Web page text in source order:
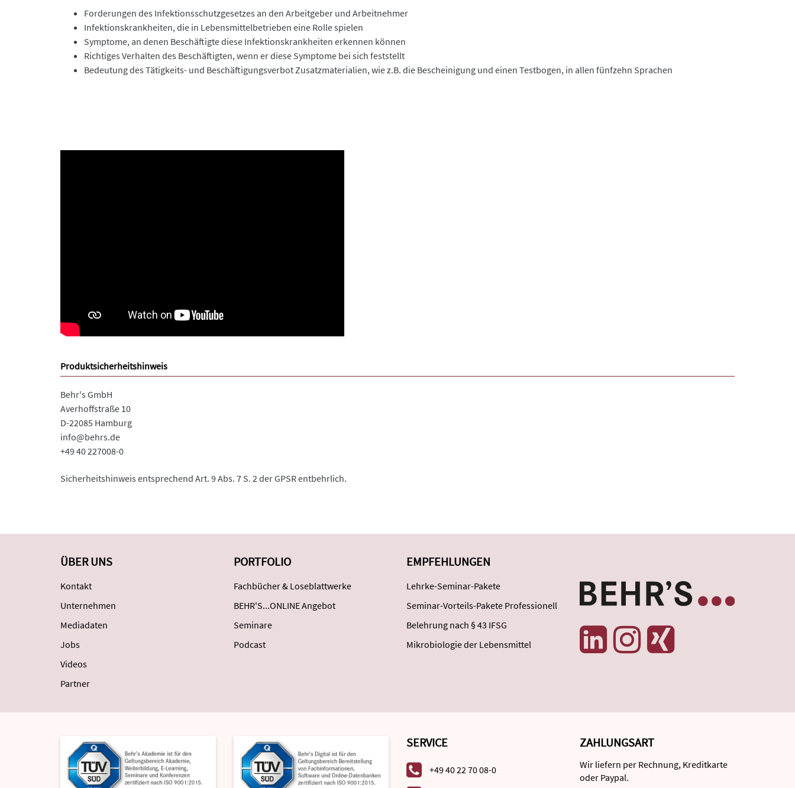
Forderungen des Infektionsschutzgesetzes an den Arbeitgeber und Arbeitnehmer
Infektionskrankheiten, die in Lebensmittelbetrieben eine Rolle spielen
Symptome, an denen Beschäftigte diese Infektionskrankheiten erkennen können
Richtiges Verhalten des Beschäftigten, wenn er diese Symptome bei sich feststellt
Bedeutung des Tätigkeits- und Beschäftigungsverbot Zusatzmaterialien, wie z.B. die Bescheinigung und einen Testbogen, in allen fünfzehn Sprachen
Produktsicherheitshinweis
Behr's GmbH
Averhoffstraße 10
D-22085 Hamburg
info@behrs.de
+49 40 227008-0
Sicherheitshinweis entsprechend Art. 9 Abs. 7 S. 2 der GPSR entbehrlich.
ÜBER UNS
Kontakt
Unternehmen
Mediadaten
Jobs
Videos
Partner
PORTFOLIO
Fachbücher & Loseblattwerke
BEHR'S...ONLINE Angebot
Seminare
Podcast
EMPFEHLUNGEN
Lehrke-Seminar-Pakete
Seminar-Vorteils-Pakete Professionell
Belehrung nach § 43 IFSG
Mikrobiologie der Lebensmittel
SERVICE
+49 40 22 70 08-0
ZAHLUNGSART
Wir liefern per Rechnung, Kreditkarte
oder Paypal.